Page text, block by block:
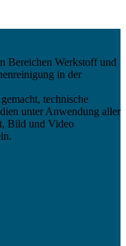
Bereichen Werkstoff und
in der
technische
unter Anwendung aller
Bild und Video